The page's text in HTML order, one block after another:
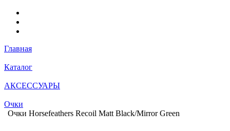
Главная
Каталог
АКСЕССУАРЫ
Очки
Очки Horsefeathers Recoil Matt Black/Mirror Green